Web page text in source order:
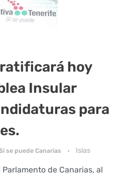
hoy
Insular
para
se puede Canarias Islas
de Canarias, al